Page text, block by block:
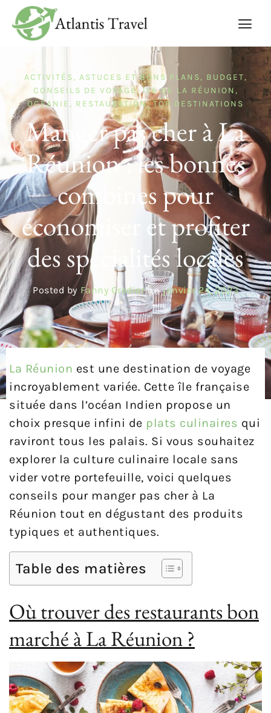
ACTIVITÉS, ASTUCES ET BONS PLANS, BUDGET,
CONSEILS DE VOYAGE,ÎLE DE LA RÉUNION,
OCÉANIE , RESTAURATION,TOP DESTINATIONS
Manger pas cher à La
Réunion : les bonnes
combines pour
économiser et profiter
des spécialités locales
Posted by Fanny Gredier on janvier 24, 2023
La Réunion est une destination de voyage
incroyablement variée. Cette île française
située dans l’océan Indien propose un
choix presque infini de plats culinaires qui
raviront tous les palais. Si vous souhaitez
explorer la culture culinaire locale sans
vider votre portefeuille, voici quelques
conseils pour manger pas cher à La
Réunion tout en dégustant des produits
typiques et authentiques.
Table des matières
Où trouver des restaurants bon
marché à La Réunion ?